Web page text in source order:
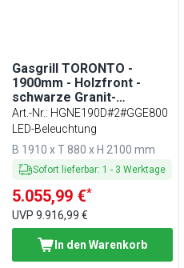
Gasgrill TORONTO -
1900mm - Holzfront -
schwarze Granit-
Arbeitsplatte -
Hitzeschutzglas
Art.-Nr.: HGNE190D#2#GGE800
LED-Beleuchtung
B 1910 x T 880 x H 2100 mm
Sofort lieferbar: 1 - 3 Werktage
5.055,99 €*
UVP 9.916,99 €
In den Warenkorb